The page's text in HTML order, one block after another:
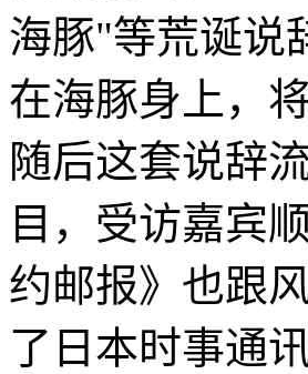
海豚"等荒诞说
在海豚身上，
随后这套说辞
目，受访嘉宾
约邮报》也跟
了日本时事通